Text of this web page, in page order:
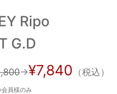
Ripo
G.D
→¥7,840 （税込）
会員様のみ